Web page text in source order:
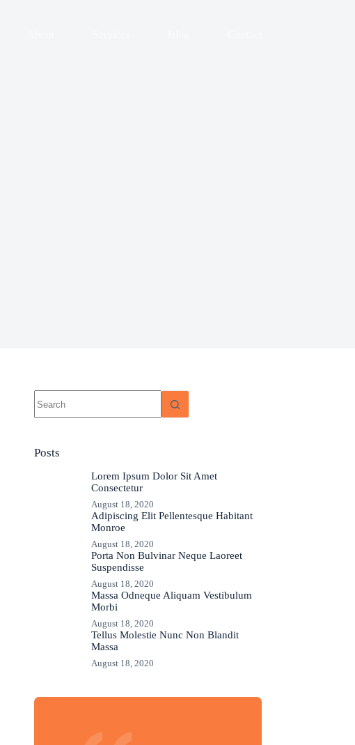
Posts
Lorem Ipsum Dolor Sit Amet
Consectetur
August 18, 2020
Adipiscing Elit Pellentesque Habitant
Monroe
August 18, 2020
Porta Non Bulvinar Neque Laoreet
Suspendisse
August 18, 2020
Massa Odneque Aliquam Vestibulum
Morbi
August 18, 2020
Tellus Molestie Nunc Non Blandit
Massa
August 18, 2020